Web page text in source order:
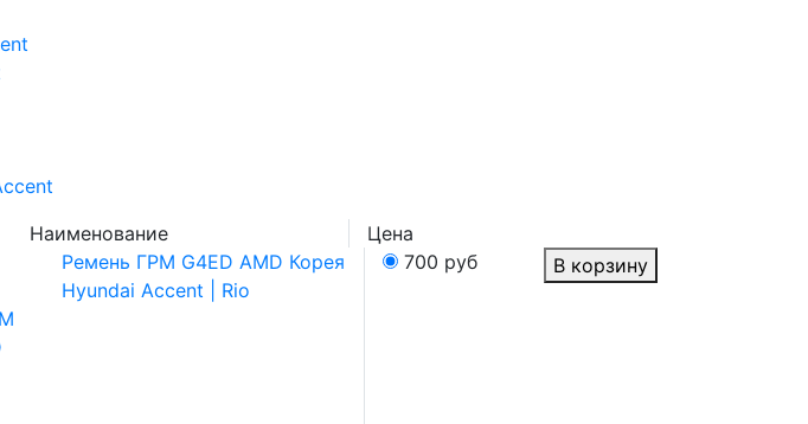
Наименование
Цена
Ремень ГРМ G4ED AMD Корея
Hyundai Accent | Rio
700 руб В корзину